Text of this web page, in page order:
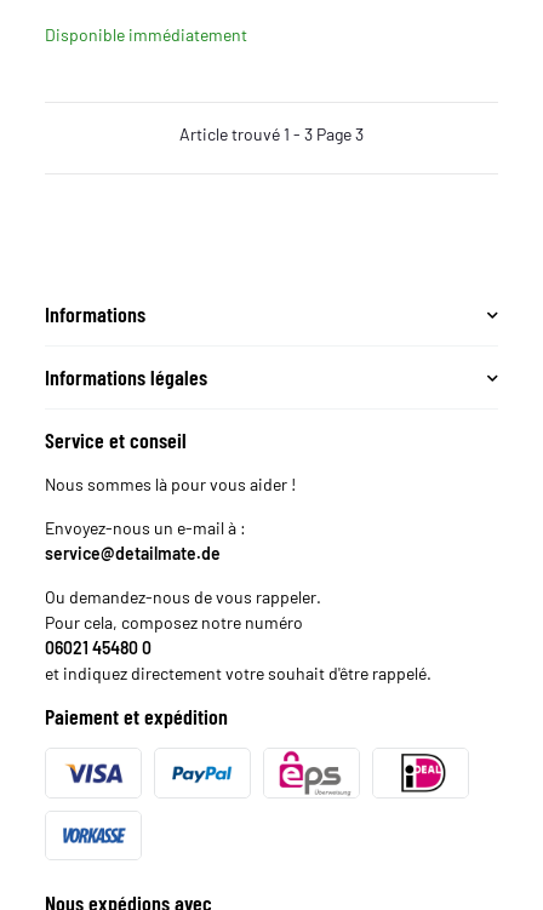
Disponible immédiatement
Article trouvé 1 - 3 Page 3
Informations
Informations légales
Service et conseil
Nous sommes là pour vous aider !
Envoyez-nous un e-mail à :
service@detailmate.de
Ou demandez-nous de vous rappeler.
Pour cela, composez notre numéro
06021 45480 0
et indiquez directement votre souhait d'être rappelé.
Paiement et expédition
Nous expédions avec